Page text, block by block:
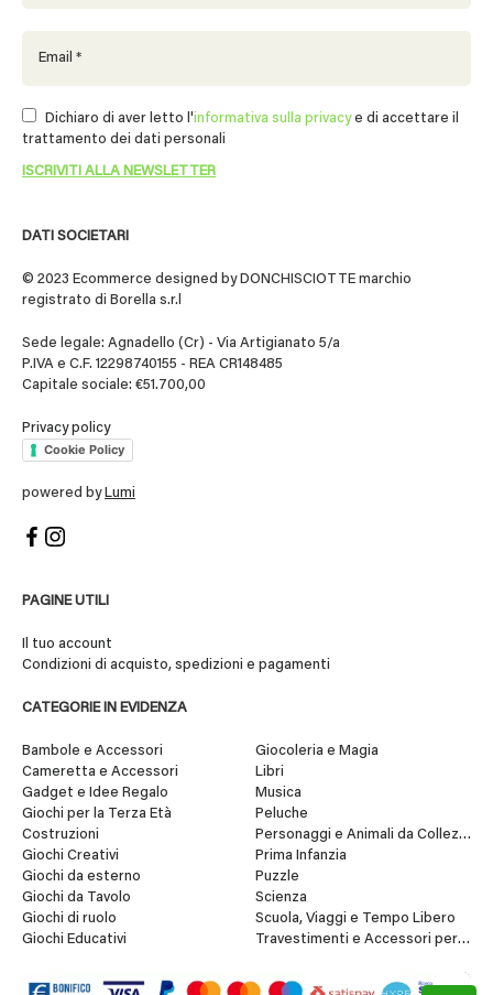
DATI SOCIETARI
© 2023 Ecommerce designed by DONCHISCIOTTE marchio
registrato di Borella s.r.l
Sede legale: Agnadello (Cr) - Via Artigianato 5/a
P.IVA e C.F. 12298740155 - REA CR148485
Capitale sociale: €51.700,00
Privacy policy
Cookie Policy
powered by Lumi
PAGINE UTILI
Il tuo account
Condizioni di acquisto, spedizioni e pagamenti
CATEGORIE IN EVIDENZA
Bambole e Accessori
Cameretta e Accessori
Gadget e Idee Regalo
Giochi per la Terza Età
Costruzioni
Giochi Creativi
Giochi da esterno
Giochi da Tavolo
Giochi di ruolo
Giochi Educativi
Giocoleria e Magia
Libri
Musica
Peluche
Personaggi e Animali da Collezione
Prima Infanzia
Puzzle
Scienza
Scuola, Viaggi e Tempo Libero
Travestimenti e Accessori per
Dichiaro di aver letto l'informativa sulla privacye di accettare il
trattamento dei dati personali